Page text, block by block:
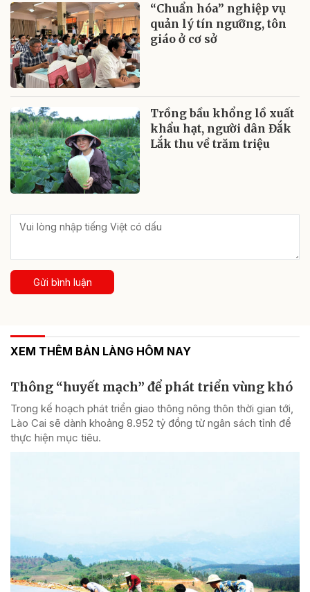
“Chuẩn hóa” nghiệp vụ
quản lý tín ngưỡng, tôn
giáo ở cơ sở
Trồng bầu khổng lồ xuất
khẩu hạt, người dân Đắk
Lắk thu về trăm triệu
Gửi bình luận
XEM THÊM BẢN LÀNG HÔM NAY
Thông “huyết mạch” để phát triển vùng khó
Trong kế hoạch phát triển giao thông nông thôn thời gian tới,
Lào Cai sẽ dành khoảng 8.952 tỷ đồng từ ngân sách tỉnh để
thực hiện mục tiêu.